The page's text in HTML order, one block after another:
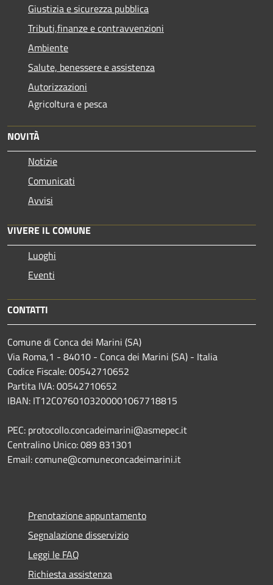
Giustizia e sicurezza pubblica
Tributi,finanze e contravvenzioni
Ambiente
Salute, benessere e assistenza
Autorizzazioni
Agricoltura e pesca
NOVITÀ
Notizie
Comunicati
Avvisi
VIVERE IL COMUNE
Luoghi
Eventi
CONTATTI
Comune di Conca dei Marini (SA)
Via Roma,1 - 84010 - Conca dei Marini (SA) - Italia
Codice Fiscale: 00542710652
Partita IVA: 00542710652
IBAN: IT12C0760103200001067718815
PEC: protocollo.concadeimarini@asmepec.it
Centralino Unico: 089 831301
Email: comune@comuneconcadeimarini.it
Prenotazione appuntamento
Segnalazione disservizio
Leggi le FAQ
Richiesta assistenza